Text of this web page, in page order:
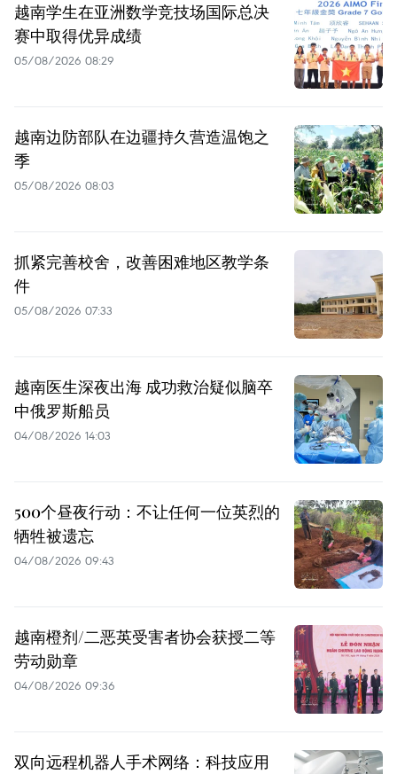
越南学生在亚洲数学竞技场国际总决
赛中取得优异成绩
05/08/2026 08:29
越南边防部队在边疆持久营造温饱之
季
05/08/2026 08:03
抓紧完善校舍，改善困难地区教学条
件
05/08/2026 07:33
越南医生深夜出海 成功救治疑似脑卒
中俄罗斯船员
04/08/2026 14:03
500个昼夜行动：不让任何一位英烈的
牺牲被遗忘
04/08/2026 09:43
越南橙剂/二恶英受害者协会获授二等
劳动勋章
04/08/2026 09:36
双向远程机器人手术网络：科技应用